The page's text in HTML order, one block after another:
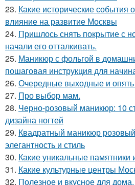
23. Какие исторические события
влияние на развитие Москвы
24. Пришлось снять покрытие с
начали его отталкивать.
25. Маникюр с фольгой в
пошаговая инструкция для
26. Очередные выходные и
27. Про выбор мам.
28. Черно-розовый маникюр: 10
дизайна ногтей
29. Квадратный маникюр
элегантность и стиль
30. Какие уникальные памятники
31. Какие культурные центры
32. Полезное и вкусное для